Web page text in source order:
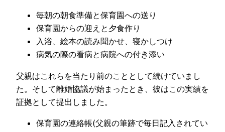
毎朝の朝食準備と保育園への送り
保育園からの迎えと夕食作り
入浴、絵本の読み聞かせ、寝かしつけ
病気の際の看病と病院への付き添い
父親はこれらを当たり前のこととして続けていまし
た。そして離婚協議が始まったとき、彼はこの実績を
証拠として提出しました。
保育園の連絡帳(父親の筆跡で毎日記入されてい